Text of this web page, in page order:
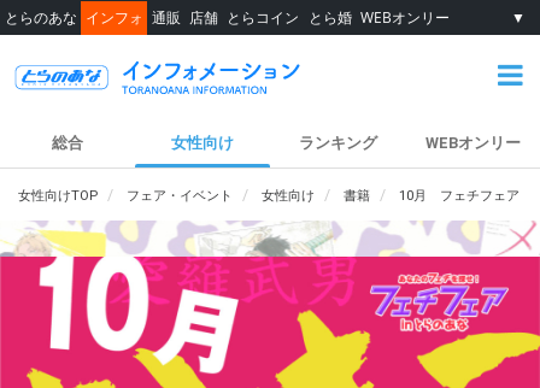
とらのあな インフォ 通販 店舗 とらコイン とら婚 WEBオンリー ▼
総合 女性向け ランキング WEBオンリー
女性向けTOP フェア・イベント 女性向け 書籍 10月 フェチフェア